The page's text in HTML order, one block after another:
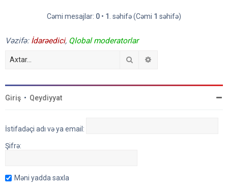
Cəmi mesajlar: 0 • 1 . səhifə (Cəmi 1 səhifə)
Vəzifə: İdarəedici, Qlobal moderatorlar
Axtar
Giriş • Qeydiyyat
İstifadəçi adı və ya email:
Şifrə:
Məni yadda saxla